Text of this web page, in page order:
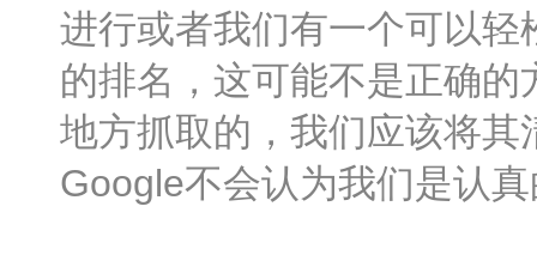
进行或者我们有一个可以轻
的排名，这可能不是正确
地方抓取的，我们应该将
Google不会认为我们是认